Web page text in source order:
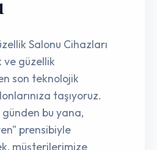
Salonu Cihazları
güzellik
son teknolojik
taşıyoruz.
günden bu yana,
prensibiyle
müşterilerimize